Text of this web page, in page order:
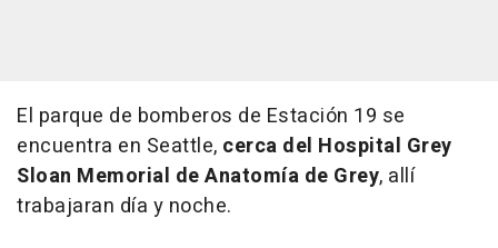
El parque de bomberos de Estación 19 se
encuentra en Seattle, cerca del Hospital Grey
Sloan Memorial de Anatomía de Grey, allí
trabajaran día y noche.